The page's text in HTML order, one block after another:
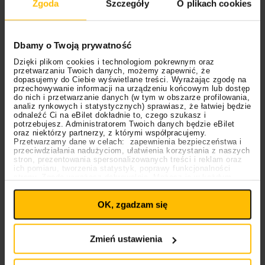
Zgoda Szczegóły O plikach cookies
Dbamy o Twoją prywatność
Dzięki plikom cookies i technologiom pokrewnym oraz
przetwarzaniu Twoich danych, możemy zapewnić, że
dopasujemy do Ciebie wyświetlane treści. Wyrażając zgodę na
przechowywanie informacji na urządzeniu końcowym lub dostęp
do nich i przetwarzanie danych (w tym w obszarze profilowania,
analiz rynkowych i statystycznych) sprawiasz, że łatwiej będzie
odnaleźć Ci na eBilet dokładnie to, czego szukasz i
potrzebujesz. Administratorem Twoich danych będzie eBilet
oraz niektórzy partnerzy, z którymi współpracujemy.
Przetwarzamy dane w celach: zapewnienia bezpieczeństwa i
przeciwdziałania nadużyciom, ułatwienia korzystania z naszych
stron, prezentowania spersonalizowanych treści i reklam oraz
ich pomiaru, tworzenia statystyk, poprawy funkcjonalności
plików cookies
wpływa na legalność uprzedniego przetwarzania.
Polityka plików cookies
OK, zgadzam się
Zmień ustawienia
przeszłości. To jej współczesna reinterpretacja –
dekad doświadczeń.
Oprócz wersji CD zaplanowany jest także limitowany
nakład innych nośników –500 winylii200 kaset. Do
wszystkiego klasycznie otrzymamy także nowy
merch, z którego znany jest raper.